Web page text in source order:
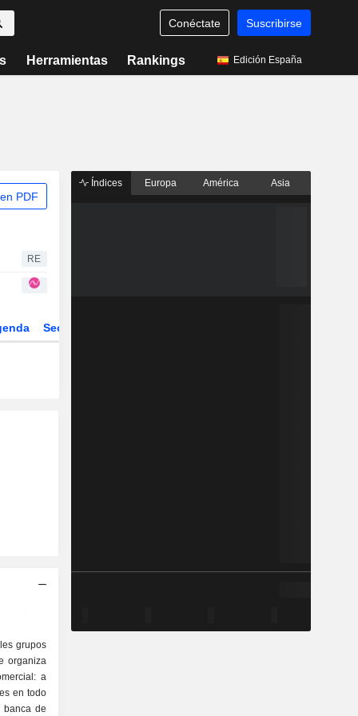
Conéctate Suscribirse
Herramientas Rankings Edición España
PDF
RE
Sector
grupos
organiza
en todo
Índices Europa América Asia